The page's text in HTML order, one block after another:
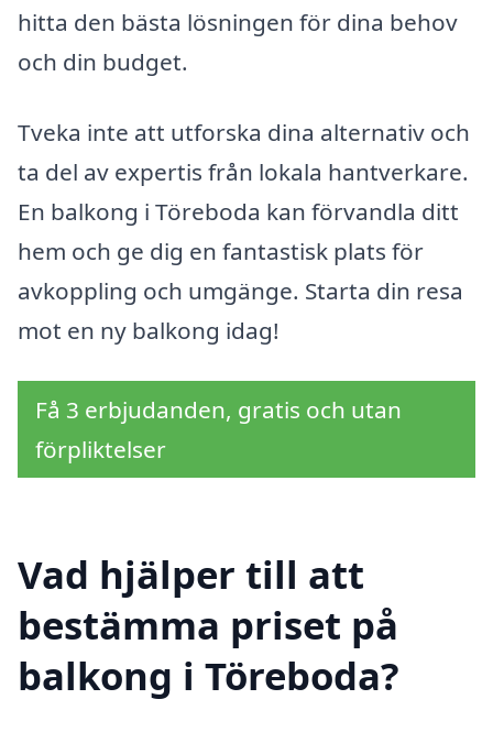
hitta den bästa lösningen för dina behov
och din budget.
Tveka inte att utforska dina alternativ och
ta del av expertis från lokala hantverkare.
En balkong i Töreboda kan förvandla ditt
hem och ge dig en fantastisk plats för
avkoppling och umgänge. Starta din resa
mot en ny balkong idag!
Få 3 erbjudanden, gratis och utan
förpliktelser
Vad hjälper till att
bestämma priset på
balkong i Töreboda?